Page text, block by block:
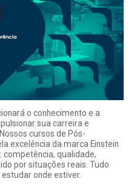
o conhecimento e a
sua carreira e
cursos de Pós-
excelência da marca Einstein
qualidade,
por situações reais. Tudo
onde estiver.